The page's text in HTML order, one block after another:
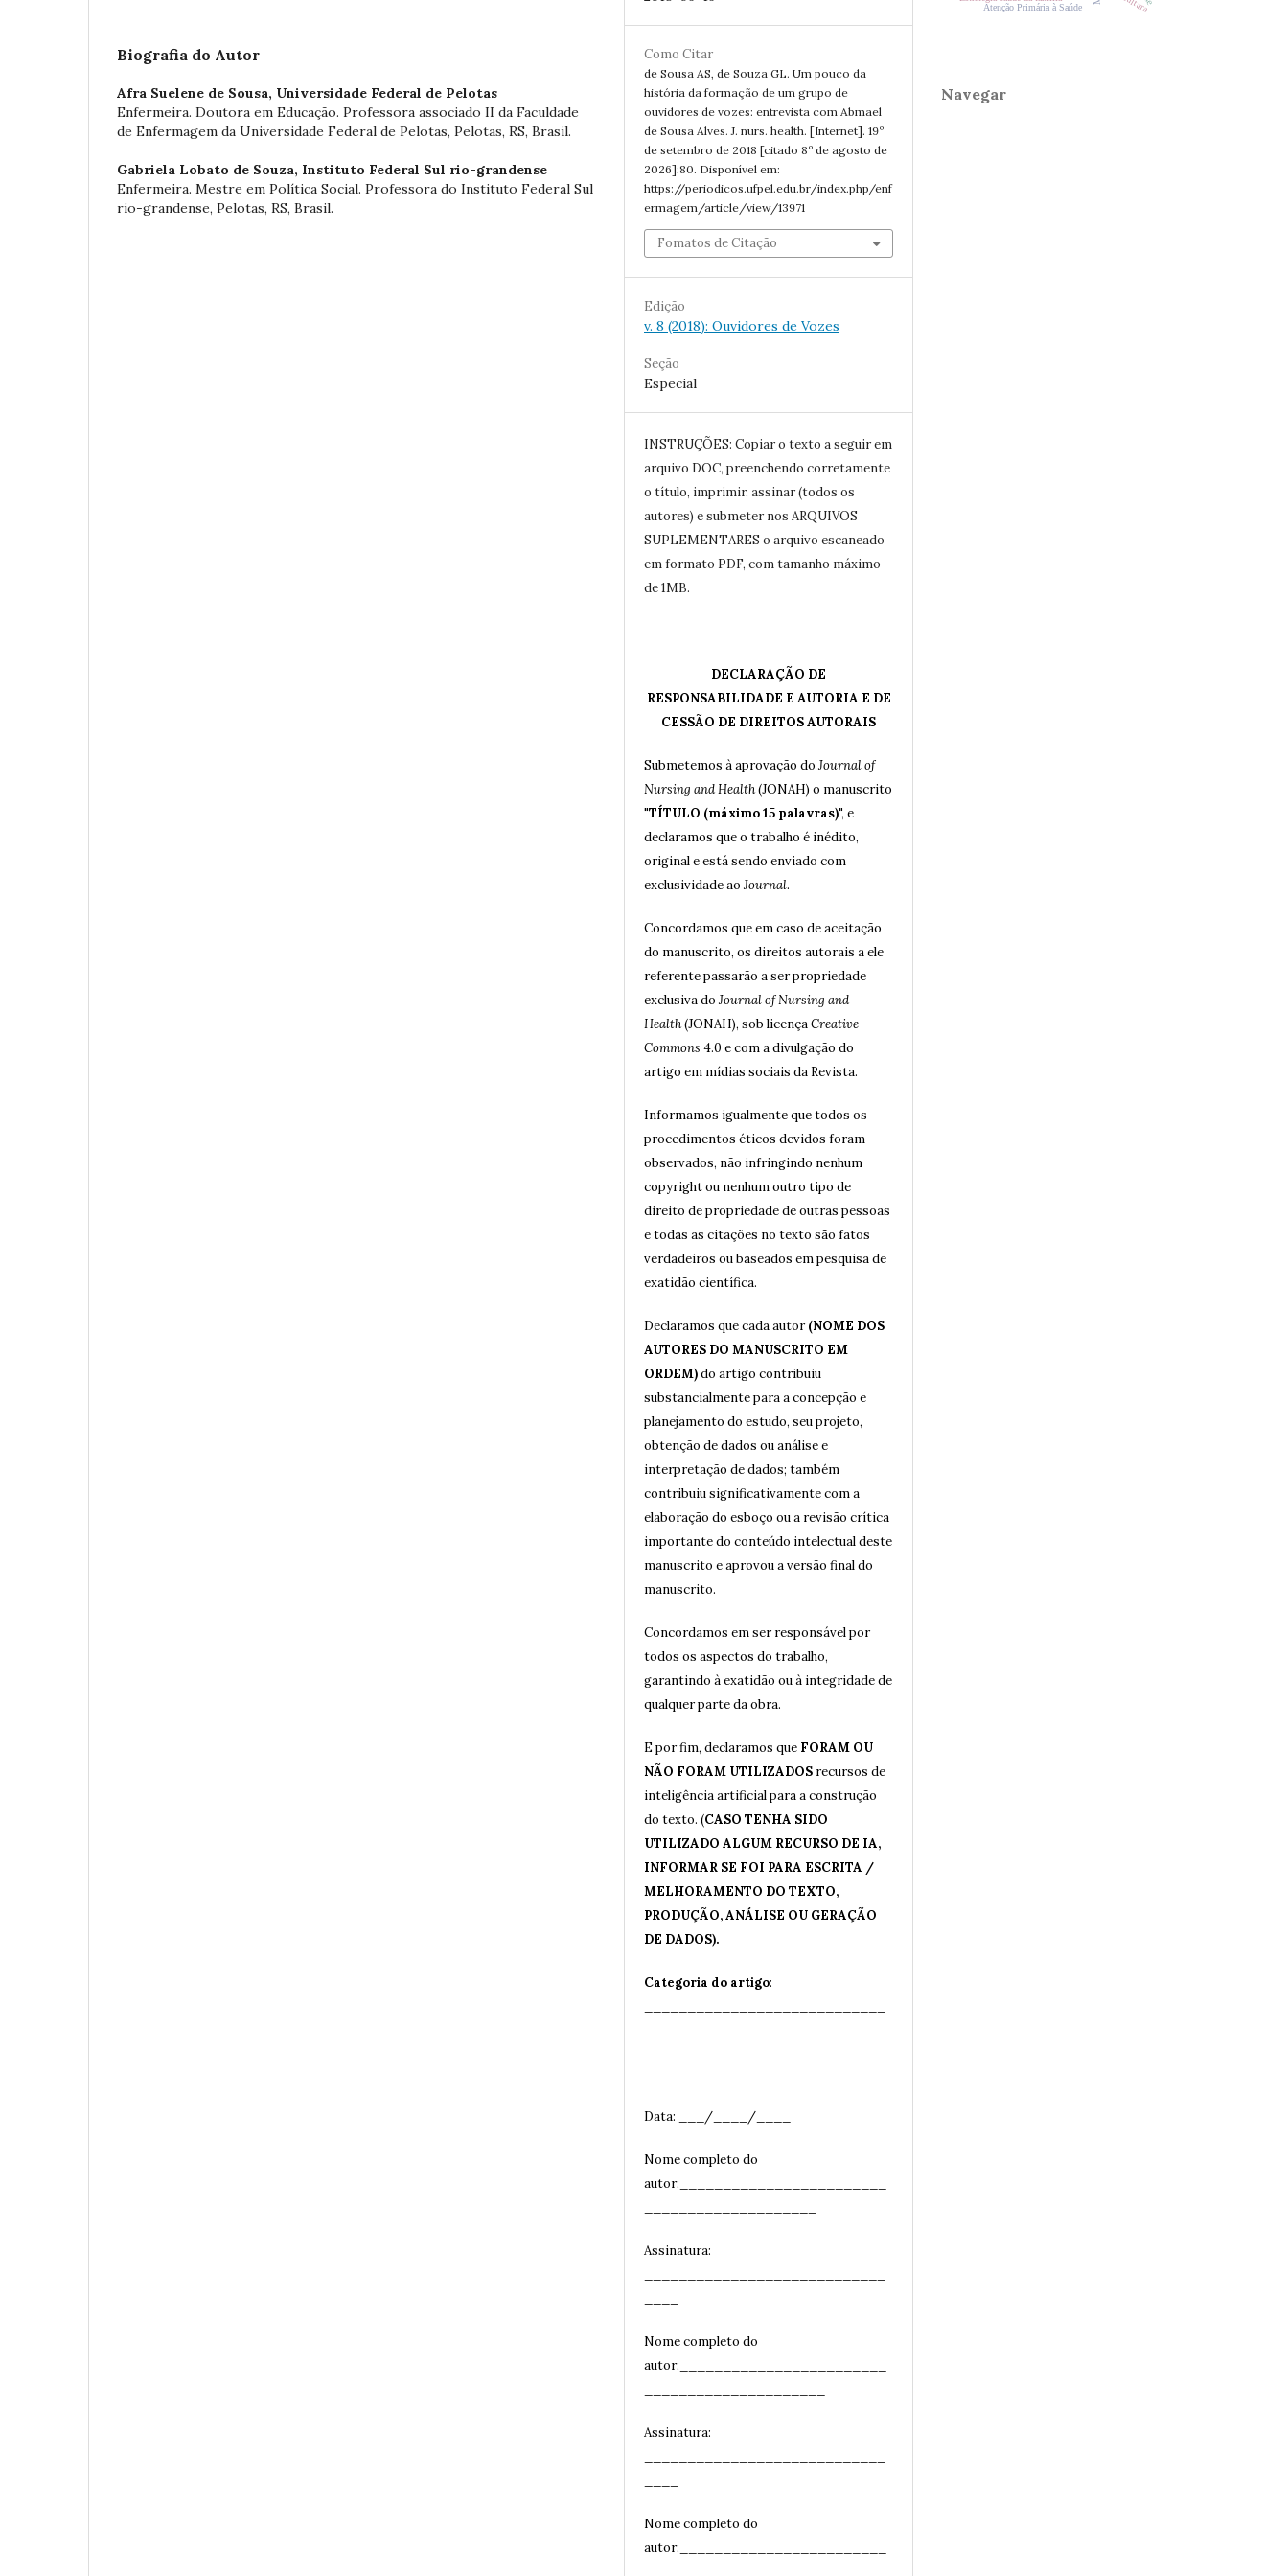
Biografia do Autor
Afra Suelene de Sousa, Universidade Federal de Pelotas
Enfermeira. Doutora em Educação. Professora associado II da Faculdade
de Enfermagem da Universidade Federal de Pelotas, Pelotas, RS, Brasil.
Gabriela Lobato de Souza, Instituto Federal Sul rio-grandense
Enfermeira. Mestre em Política Social. Professora do Instituto Federal Sul
rio-grandense, Pelotas, RS, Brasil.
Como Citar
de Sousa AS, de Souza GL. Um pouco da
história da formação de um grupo de
ouvidores de vozes: entrevista com Abmael
de Sousa Alves. J. nurs. health. [Internet]. 19º
de setembro de 2018 [citado 8º de agosto de
2026];80. Disponível em:
https://periodicos.ufpel.edu.br/index.php/enf
ermagem/article/view/13971
Fomatos de Citação
Edição
v. 8 (2018): Ouvidores de Vozes
Seção
Especial
INSTRUÇÕES: Copiar o texto a seguir em
arquivo DOC, preenchendo corretamente
o título, imprimir, assinar (todos os
autores) e submeter nos ARQUIVOS
SUPLEMENTARES o arquivo escaneado
em formato PDF, com tamanho máximo
de 1MB.
DECLARAÇÃO DE
RESPONSABILIDADE E AUTORIA E DE
CESSÃO DE DIREITOS AUTORAIS
Submetemos à aprovação do Journal of
Nursing and Health(JONAH) o manuscrito
"TÍTULO (máximo 15 palavras)", e
declaramos que o trabalho é inédito,
original e está sendo enviado com
exclusividade ao Journal.
Concordamos que em caso de aceitação
do manuscrito, os direitos autorais a ele
referente passarão a ser propriedade
exclusiva do Journal of Nursing and
Health(JONAH), sob licençaCreative
Commons 4.0 e com a divulgação do
artigo em mídias sociais da Revista.
Informamos igualmente que todos os
procedimentos éticos devidos foram
observados, não infringindo nenhum
copyright ou nenhum outro tipo de
direito de propriedade de outras pessoas
e todas as citações no texto são fatos
verdadeiros ou baseados em pesquisa de
exatidão científica.
Declaramos que cada autor(NOME DOS
AUTORES DO MANUSCRITO EM
ORDEM)do artigo contribuiu
substancialmente para a concepção e
planejamento do estudo, seu projeto,
obtenção de dados ou análise e
interpretação de dados; também
contribuiu significativamente com a
elaboração do esboço ou a revisão crítica
importante do conteúdo intelectual deste
manuscrito e aprovou a versão final do
manuscrito.
Concordamos em ser responsável por
todos os aspectos do trabalho,
garantindo à exatidão ou à integridade de
qualquer parte da obra.
E por fim, declaramos que FORAM OU
NÃO FORAM UTILIZADOS recursos de
inteligência artificial para a construção
do texto. (CASO TENHA SIDO
UTILIZADO ALGUM RECURSO DE IA,
INFORMAR SE FOI PARA ESCRITA /
MELHORAMENTO DO TEXTO,
PRODUÇÃO, ANÁLISE OU GERAÇÃO
DE DADOS).
Categoria do artigo:
Data: ___/____/____
Nome completo do
autor:________________________
Assinatura:
Nome completo do
autor:________________________
Assinatura:
Nome completo do
autor:________________________
Atenção Primária à Saúde
Navegar